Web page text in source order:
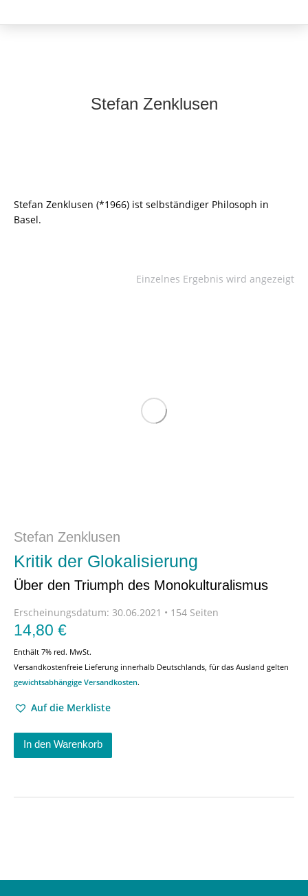
Stefan Zenklusen
Stefan Zenklusen (*1966) ist selbständiger Philosoph in
Basel.
Einzelnes Ergebnis wird angezeigt
Stefan Zenklusen
Kritik der Glokalisierung
Über den Triumph des Monokulturalismus
Erscheinungsdatum: 30.06.2021 • 154 Seiten
14,80 €
Enthält 7% red. MwSt.
Versandkostenfreie Lieferung innerhalb Deutschlands, für das Ausland gelten
gewichtsabhängige Versandkosten.
Auf die Merkliste
In den Warenkorb